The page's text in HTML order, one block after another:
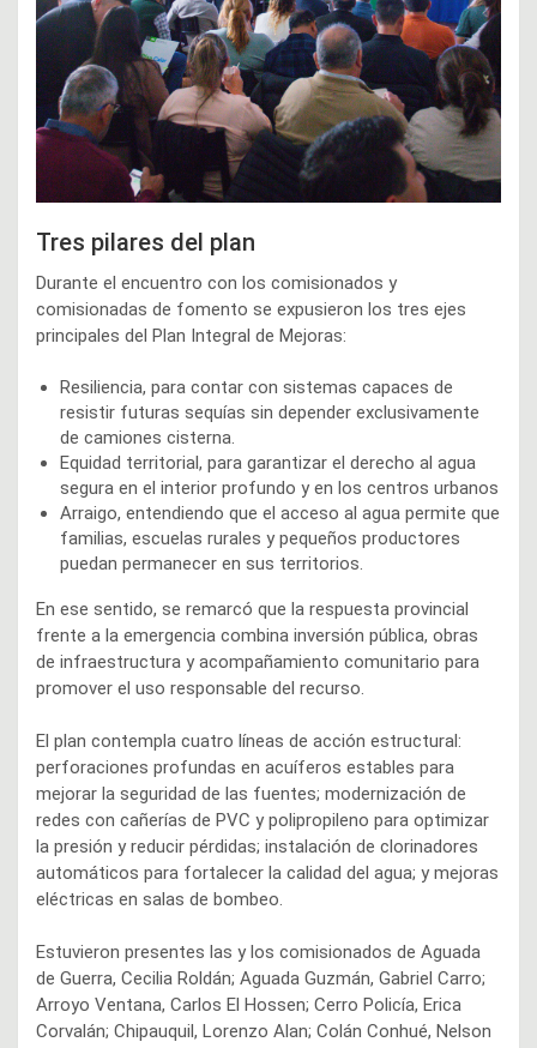
Tres pilares del plan
Durante el encuentro con los comisionados y
comisionadas de fomento se expusieron los tres ejes
principales del Plan Integral de Mejoras:
Resiliencia, para contar con sistemas capaces de
resistir futuras sequías sin depender exclusivamente
de camiones cisterna.
Equidad territorial, para garantizar el derecho al agua
segura en el interior profundo y en los centros urbanos
Arraigo, entendiendo que el acceso al agua permite que
familias, escuelas rurales y pequeños productores
puedan permanecer en sus territorios.
En ese sentido, se remarcó que la respuesta provincial
frente a la emergencia combina inversión pública, obras
de infraestructura y acompañamiento comunitario para
promover el uso responsable del recurso.
El plan contempla cuatro líneas de acción estructural:
perforaciones profundas en acuíferos estables para
mejorar la seguridad de las fuentes; modernización de
redes con cañerías de PVC y polipropileno para optimizar
la presión y reducir pérdidas; instalación de clorinadores
automáticos para fortalecer la calidad del agua; y mejoras
eléctricas en salas de bombeo.
Estuvieron presentes las y los comisionados de Aguada
de Guerra, Cecilia Roldán; Aguada Guzmán, Gabriel Carro;
Arroyo Ventana, Carlos El Hossen; Cerro Policía, Erica
Corvalán; Chipauquil, Lorenzo Alan; Colán Conhué, Nelson